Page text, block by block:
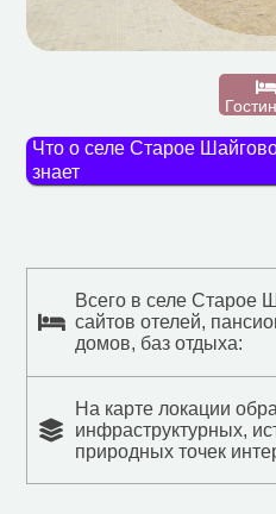
Что о селе Старое
знает
Всего в селе Старое
сайтов отелей,
домов, баз отдыха:
На карте локации
инфраструктурных,
природных точек